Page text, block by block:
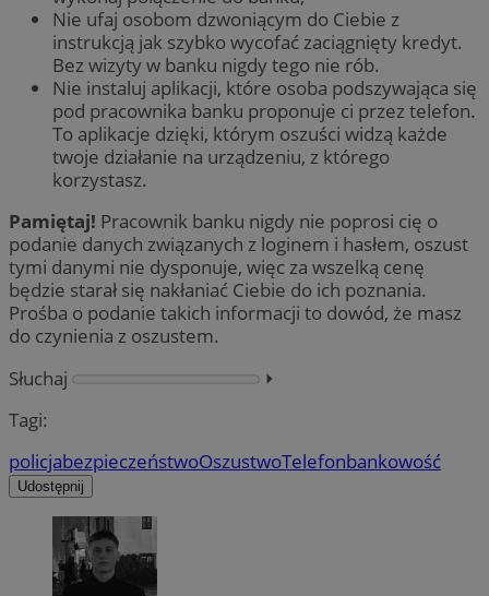
Nie ufaj osobom dzwoniącym do Ciebie z
instrukcją jak szybko wycofać zaciągnięty kredyt.
Bez wizyty w banku nigdy tego nie rób.
Nie instaluj aplikacji, które osoba podszywająca się
pod pracownika banku proponuje ci przez telefon.
To aplikacje dzięki, którym oszuści widzą każde
twoje działanie na urządzeniu, z którego
korzystasz.
Pamiętaj! Pracownik banku nigdy nie poprosi cię o
podanie danych związanych z loginem i hasłem, oszust
tymi danymi nie dysponuje, więc za wszelką cenę
będzie starał się nakłaniać Ciebie do ich poznania.
Prośba o podanie takich informacji to dowód, że masz
do czynienia z oszustem.
Słuchaj
⏵︎
Tagi:
policjabezpieczeństwoOszustwoTelefonbankowość
Udostępnij